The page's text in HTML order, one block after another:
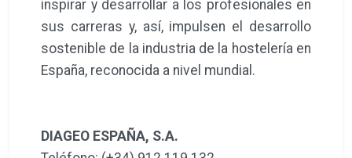
inspirar y desarrollar a los profesionales en
sus carreras y, así, impulsen el desarrollo
sostenible de la industria de la hostelería en
España, reconocida a nivel mundial.
DIAGEO ESPAÑA, S.A.